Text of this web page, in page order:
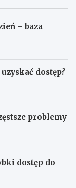
– baza
dostęp?
problemy
dostęp do